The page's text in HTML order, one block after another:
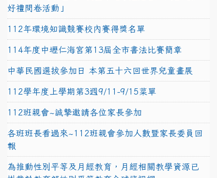
好禮問卷活動」
112年環境知識競賽校內賽得獎名單
114年度中壢仁海宮第13屆全市書法比賽簡章
中華民國選拔參加日 本第五十六回世界兒童畫展
112學年度上學期第3週9/11-9/15菜單
112班親會~誠摯邀請各位家長參加
各班班長看過來~112班親會參加人數暨家長委員回
報
為推動性別平等及月經教育，月經相關教學資源已